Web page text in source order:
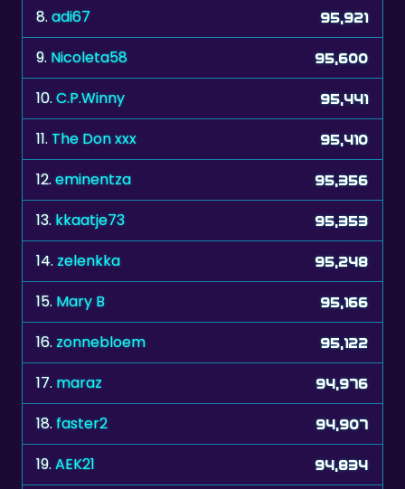
9. Nicoleta58 95,600
10.C.P.Winny 95,441
11. The Don xxx 95,410
12.eminentza 95,356
13. kkaatje73 95,353
14.zelenkka 95,248
15. Mary B 95,166
16. zonnebloem 95,122
17. maraz 94,976
18. faster2 94,907
19. AEK21 94,834
20.Steevo 94,810